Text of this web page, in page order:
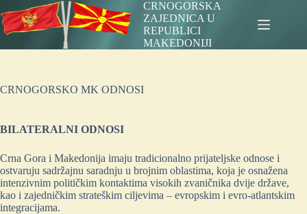
to
content
CRNOGORSKA
ZAJEDNICA U
REPUBLICI
MAKEDONIJI
CRNOGORSKO MK ODNOSI
BILATERALNI ODNOSI
Crna Gora i Makedonija imaju tradicionalno prijateljske odnose i
ostvaruju sadržajnu saradnju u brojnim oblastima, koja je osnažena
intenzivnim političkim kontaktima visokih zvaničnika dvije države,
kao i zajedničkim strateškim ciljevima – evropskim i evro-atlantskim
integracijama.